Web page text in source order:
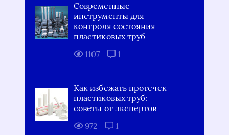
Современные
инструменты для
контроля состояния
пластиковых труб
1107
1
Как избежать протечек
пластиковых труб:
советы от экспертов
972
1